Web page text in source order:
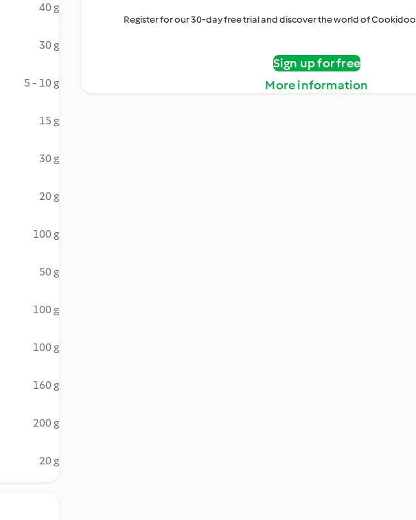
40 g
30 g
5 - 10 g
15 g
30 g
20 g
100 g
50 g
100 g
100 g
160 g
200 g
20 g
Register for our 30-day free trial and discover the world of
Sign up for free
More information